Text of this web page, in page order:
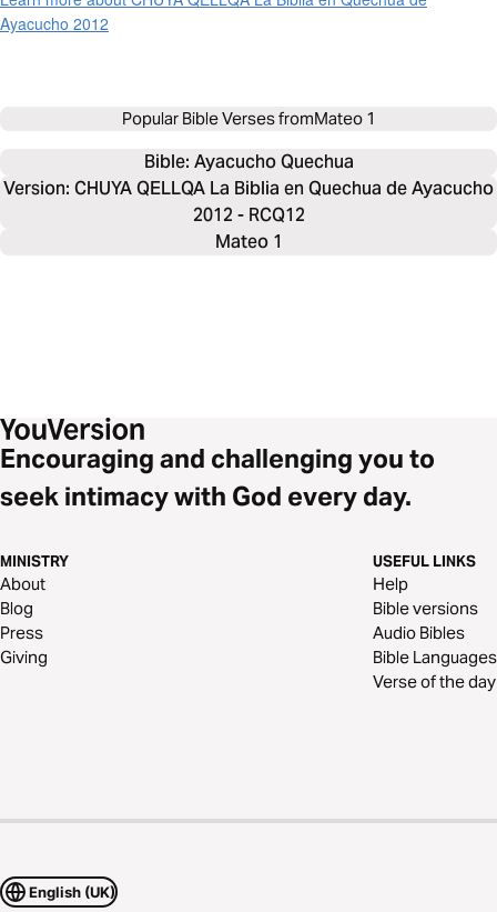
Ayacucho 2012
Popular Bible Verses fromMateo 1
Bible: Ayacucho Quechua
Version: CHUYA QELLQA La Biblia en Quechua de Ayacucho
2012 - RCQ12
Mateo 1
Encouraging and challenging you to
seek intimacy with God every day.
MINISTRY
About
Blog
Press
Giving
USEFUL LINKS
Help
Bible versions
Audio Bibles
Bible Languages
Verse of the day
English (UK)